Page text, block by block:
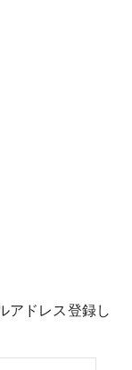
アドレス登録し